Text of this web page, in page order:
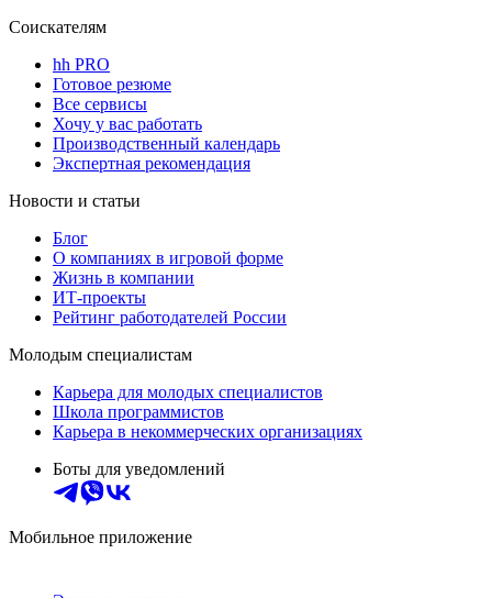
Соискателям
hh PRO
Готовое резюме
Все сервисы
Хочу у вас работать
Производственный календарь
Экспертная рекомендация
Новости и статьи
Блог
О компаниях в игровой форме
Жизнь в компании
ИТ-проекты
Рейтинг работодателей России
Молодым специалистам
Карьера для молодых специалистов
Школа программистов
Карьера в некоммерческих организациях
Боты для уведомлений
Мобильное приложение